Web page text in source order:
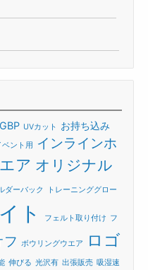
GBP UVカット
お持ち込み
ベント用
インラインホ
ア オリジナル
ダーバック トレーニンググロー
ト フェルト取り付け フ
フ ボウリングウエア ロゴ
伸びる 光沢有 出張販売 吸湿速